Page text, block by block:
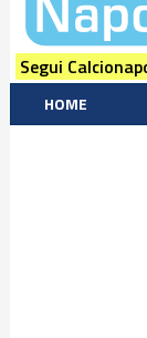
Segui
HOME